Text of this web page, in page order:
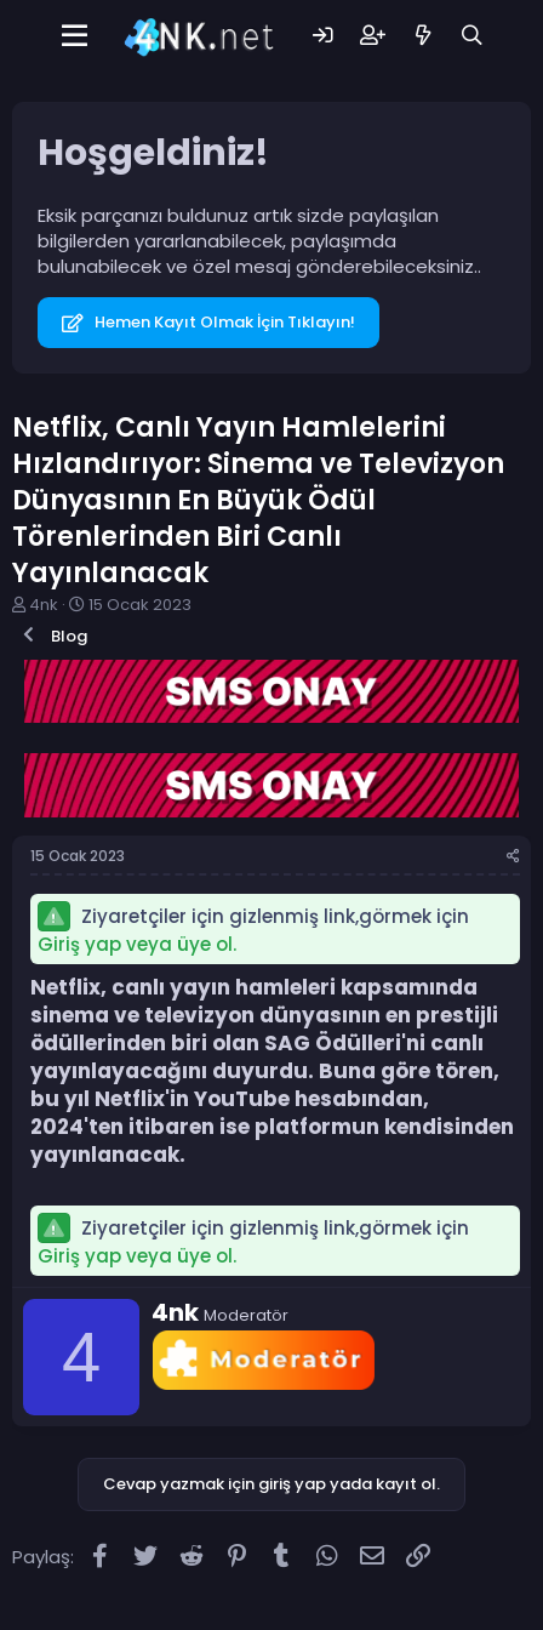
Hoşgeldiniz!
Eksik parçanızı buldunuz artık sizde paylaşılan
bilgilerden yararlanabilecek, paylaşımda
bulunabilecek ve özel mesaj gönderebileceksiniz..
Hemen Kayıt Olmak İçin Tıklayın!
Netflix, Canlı Yayın Hamlelerini
Hızlandırıyor: Sinema ve Televizyon
Dünyasının En Büyük Ödül
Törenlerinden Biri Canlı
Yayınlanacak
K
o
n
b
u
y
b
a
ş
l
t
4nk
B
l
a
n
ı
ç
t
a
i
i
15 Ocak 2023
Blog
15 Ocak 2023
Ziyaretçiler için gizlenmiş link,görmek için
Giriş yap veya üye ol.
Netflix, canlı yayın hamleleri kapsamında
sinema ve televizyon dünyasının en prestijli
ödüllerinden biri olan SAG Ödülleri'ni canlı
yayınlayacağını duyurdu. Buna göre tören,
bu yıl Netflix'in YouTube hesabından,
2024'ten itibaren ise platformun kendisinden
yayınlanacak.​
Ziyaretçiler için gizlenmiş link,görmek için
Giriş yap veya üye ol.
4
Y
a
z
a
r
4nk Moderatör
Cevap yazmak için giriş yap yada kayıt ol.
Paylaş: Facebook
Twitter Reddit Pinterest
Tumblr WhatsApp
E-posta